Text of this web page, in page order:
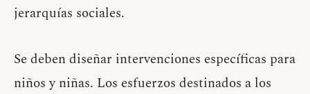
jerarquías sociales.
Se deben diseñar intervenciones específicas para
niños y niñas. Los esfuerzos destinados a los